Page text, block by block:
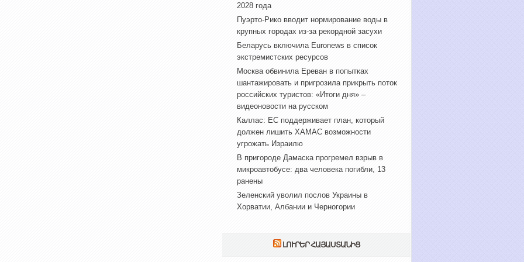
2028 года
Пуэрто-Рико вводит нормирование воды в
крупных городах из-за рекордной засухи
Беларусь включила Euronews в список
экстремистских ресурсов
Москва обвинила Ереван в попытках
шантажировать и пригрозила прикрыть поток
российских туристов: «Итоги дня» –
видеоновости на русском
Каллас: ЕС поддерживает план, который
должен лишить ХАМАС возможности
угрожать Израилю
В пригороде Дамаска прогремел взрыв в
микроавтобусе: два человека погибли, 13
ранены
Зеленский уволил послов Украины в
Хорватии, Албании и Черногории
ԼՈՒՐԵՐ ՀԱՅԱՍՏԱՆԻՑ